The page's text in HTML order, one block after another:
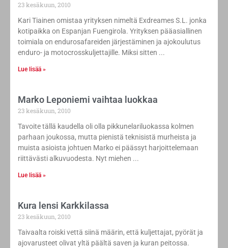
23 kesäkuun, 2010
Kari Tiainen omistaa yrityksen nimeltä Exdreames S.L. jonka
kotipaikka on Espanjan Fuengirola. Yrityksen pääasiallinen
toimiala on endurosafareiden järjestäminen ja ajokoulutus
enduro- ja motocrosskuljettajille. Miksi sitten
Lue lisää »
Marko Leponiemi vaihtaa luokkaa
23 kesäkuun, 2010
Tavoite tällä kaudella oli olla pikkunelariluokassa kolmen
parhaan joukossa, mutta pienistä teknisistä murheista ja
muista asioista johtuen Marko ei päässyt harjoittelemaan
riittävästi alkuvuodesta. Nyt miehen
Lue lisää »
Kura lensi Karkkilassa
23 kesäkuun, 2010
Taivaalta roiski vettä siinä määrin, että kuljettajat, pyörät ja
ajovarusteet olivat yltä päältä saven ja kuran peitossa.